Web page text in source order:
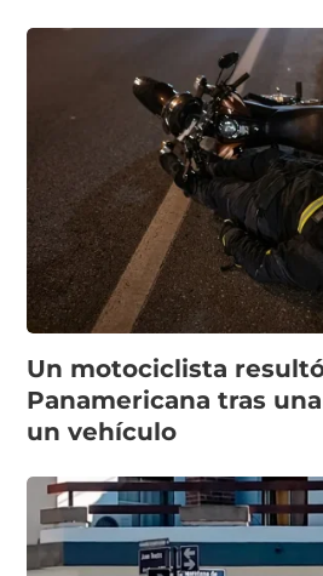
Un motociclista
Panamericana tras
un vehículo